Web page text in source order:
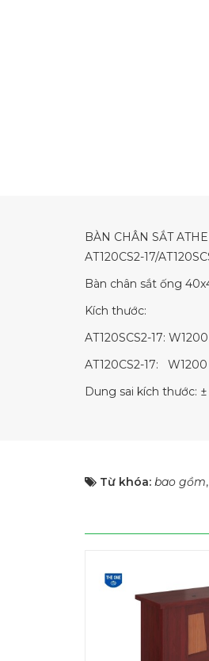
BÀN CHÂN SẮT
AT120CS2-17/
Bàn chân sắt ống
Kích thước:
AT120SCS2-17:
AT120CS2-17:
Dung sai kích thước:
Từ khóa: bao gồm,